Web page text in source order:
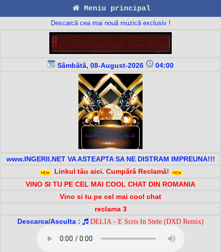
Meniu principal
Descarcă cea mai nouă muzică exclusiv !
Sâmbătă, 08-August-2026 04:00
www.INGERII.NET VA ASTEAPTA SA NE DISTRAM IMPREUNA!!!
Linkul tău aici. Cumpără Reclamă!
VINO SI TU PE CEL MAI COOL CHAT DIN ROMANIA
Vino si tu pe cel mai cool chat
reclama 3
Descarca/Asculta :
DELIA - E Scris In Stele (DXD Remix)